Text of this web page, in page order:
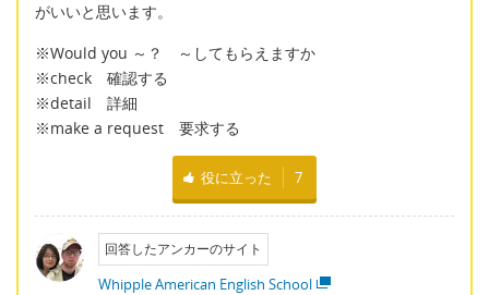
がいいと思います。
※Would you ～？ ～してもらえますか
※check 確認する
※detail 詳細
※make a request 要求する
役に立った 7
回答したアンカーのサイト
Whipple American English School